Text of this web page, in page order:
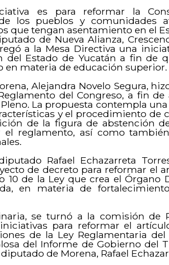
es para reformar la
los pueblos y comunidades
que tengan asentamiento en el
de Nueva Alianza,
a la Mesa Directiva una
del Estado de Yucatán a fin de
en materia de educación superior.
Alejandra Novelo Segura,
del Congreso, a fin
La propuesta contempla
y el procedimiento de
de la figura de abstención
el reglamento, así como
Rafael Echazarreta
de decreto para reformar el
10 de la Ley que crea el Órgano
en materia de
se turnó a la comisión de
para reformar el
de la Ley Reglamentaria
del Informe de Gobierno del
de Morena, Rafael